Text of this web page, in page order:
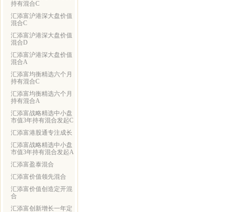
持有混合C
汇添富沪港深大盘价值
混合C
汇添富沪港深大盘价值
混合D
汇添富沪港深大盘价值
混合A
汇添富均衡精选六个月
持有混合C
汇添富均衡精选六个月
持有混合A
汇添富战略精选中小盘
市值3年持有混合发起C
汇添富港股通专注成长
汇添富战略精选中小盘
市值3年持有混合发起A
汇添富盈泰混合
汇添富价值领先混合
汇添富价值创造定开混
合
汇添富创新增长一年定